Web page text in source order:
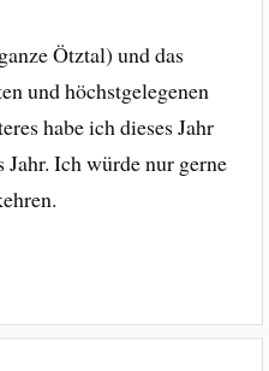
Ötztal) und das
und höchstgelegenen
habe ich dieses Jahr
Jahr. Ich würde nur gerne